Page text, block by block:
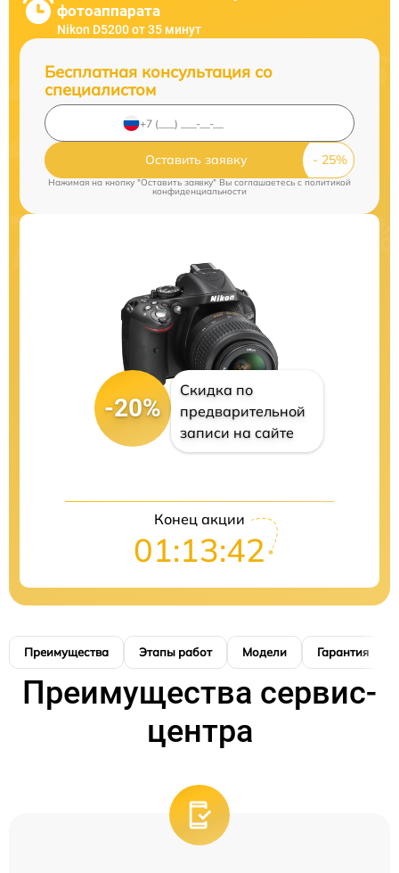
фотоаппарата
Nikon D5200 от 35 минут
Бесплатная консультация со
специалистом
Оставить заявку
Нажимая на кнопку "Оставить заявку" Вы соглашаетесь cполитикой
конфиденциальности
-20%
Скидка по
предварительной
записи на сайте
Конец акции
01:13:41
Преимущества Этапы работ Модели Гарантия
Преимущества сервис-
центра